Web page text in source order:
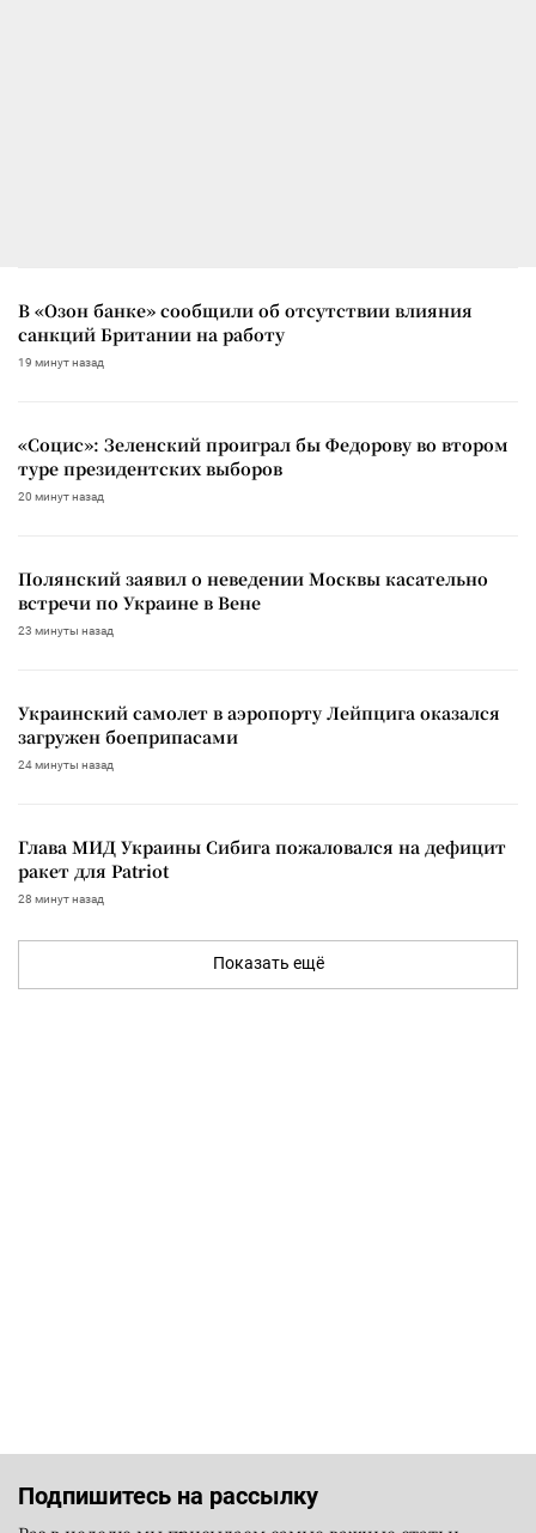
В «Озон банке» сообщили об отсутствии влияния
санкций Британии на работу
19 минут назад
«Социс»: Зеленский проиграл бы Федорову во втором
туре президентских выборов
20 минут назад
Полянский заявил о неведении Москвы касательно
встречи по Украине в Вене
23 минуты назад
Украинский самолет в аэропорту Лейпцига оказался
загружен боеприпасами
24 минуты назад
Глава МИД Украины Сибига пожаловался на дефицит
ракет для Patriot
28 минут назад
Показать ещё
Подпишитесь на рассылку